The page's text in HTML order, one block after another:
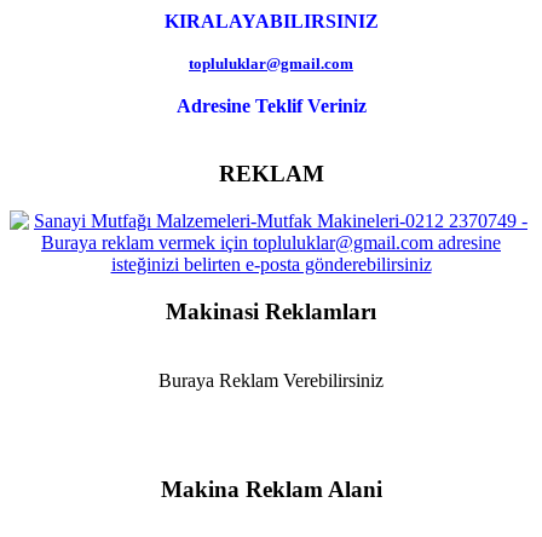
KIRALAYABILIRSINIZ
topluluklar@gmail.com
Adresine Teklif Veriniz
REKLAM
Makinasi Reklamları
Buraya Reklam Verebilirsiniz
Makina Reklam Alani